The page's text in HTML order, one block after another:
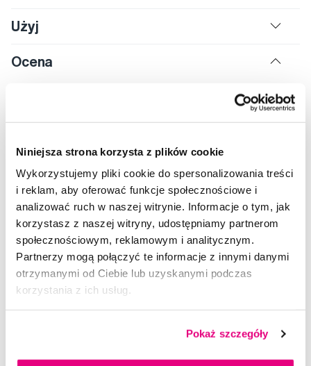
Niniejsza strona korzysta z plików cookie
Wykorzystujemy pliki cookie do spersonalizowania treści
i reklam, aby oferować funkcje społecznościowe i
analizować ruch w naszej witrynie. Informacje o tym, jak
korzystasz z naszej witryny, udostępniamy partnerom
społecznościowym, reklamowym i analitycznym.
Partnerzy mogą połączyć te informacje z innymi danymi
otrzymanymi od Ciebie lub uzyskanymi podczas
korzystania z ich usług.
Pokaż szczegóły
Użyj
Ocena
Doradzimy Ci
Napisz do naszych ekspertów